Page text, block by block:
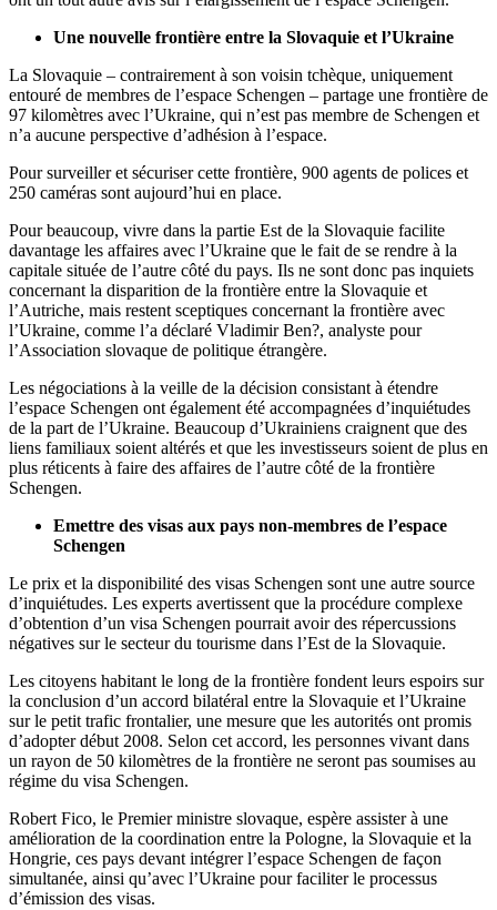
Une nouvelle frontière entre la Slovaquie et l’Ukraine
La Slovaquie – contrairement à son voisin tchèque, uniquement
entouré de membres de l’espace Schengen – partage une frontière de
97 kilomètres avec l’Ukraine, qui n’est pas membre de Schengen et
n’a aucune perspective d’adhésion à l’espace.
Pour surveiller et sécuriser cette frontière, 900 agents de polices et
250 caméras sont aujourd’hui en place.
Pour beaucoup, vivre dans la partie Est de la Slovaquie facilite
davantage les affaires avec l’Ukraine que le fait de se rendre à la
capitale située de l’autre côté du pays. Ils ne sont donc pas inquiets
concernant la disparition de la frontière entre la Slovaquie et
l’Autriche, mais restent sceptiques concernant la frontière avec
l’Ukraine, comme l’a déclaré Vladimir Ben?, analyste pour
l’Association slovaque de politique étrangère.
Les négociations à la veille de la décision consistant à étendre
l’espace Schengen ont également été accompagnées d’inquiétudes
de la part de l’Ukraine. Beaucoup d’Ukrainiens craignent que des
liens familiaux soient altérés et que les investisseurs soient de plus en
plus réticents à faire des affaires de l’autre côté de la frontière
Schengen.
Emettre des visas aux pays non-membres de l’espace
Schengen
Le prix et la disponibilité des visas Schengen sont une autre source
d’inquiétudes. Les experts avertissent que la procédure complexe
d’obtention d’un visa Schengen pourrait avoir des répercussions
négatives sur le secteur du tourisme dans l’Est de la Slovaquie.
Les citoyens habitant le long de la frontière fondent leurs espoirs sur
la conclusion d’un accord bilatéral entre la Slovaquie et l’Ukraine
sur le petit trafic frontalier, une mesure que les autorités ont promis
d’adopter début 2008. Selon cet accord, les personnes vivant dans
un rayon de 50 kilomètres de la frontière ne seront pas soumises au
régime du visa Schengen.
Robert Fico, le Premier ministre slovaque, espère assister à une
amélioration de la coordination entre la Pologne, la Slovaquie et la
Hongrie, ces pays devant intégrer l’espace Schengen de façon
simultanée, ainsi qu’avec l’Ukraine pour faciliter le processus
d’émission des visas.